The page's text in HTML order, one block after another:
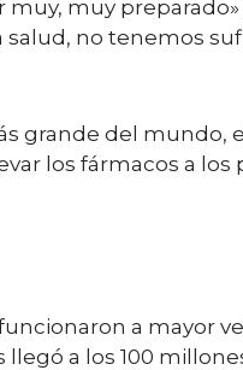
muy preparado»
salud, no tenemos
grande del mundo,
los fármacos a los
a mayor
a los 100